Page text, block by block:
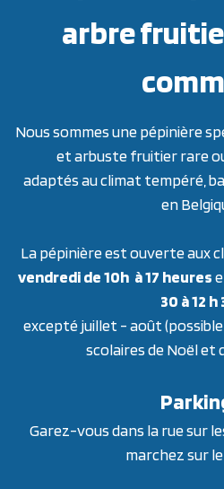
arbre
Nous sommes une pépinière
et arbuste fruitier rare
adaptés au climat tempéré,
en
La pépinière est ouverte aux
vendredi de 10h à 17 heures
30 à 12 h
excepté juillet - août
scolaires de Noël et
Garez-vous dans la rue sur
marchez sur